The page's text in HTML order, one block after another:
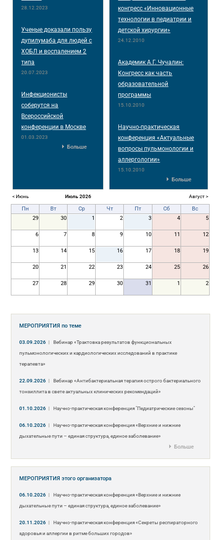
28.12.2023
Ученые доказали пользу
дупилумаба для людей с
ХОБЛ и воспалением 2
типа
20.07.2023
Инфекционисты
соберутся на
Всероссийской
конференции в Москве
01.03.2023
Больше
конгресс «Инновационные
технологии в педиатрии и
детской хирургии»
24.12.2010
Академик А.Г. Чучалин:
Конгресс как часть
образовательной
программы
15.10.2010
Научно-практическая
конференция «Актуальные
вопросы пульмонологии и
аллергологии»
15.10.2010
Больше
< Июнь Июль 2026 Август >
Пн Вт Ср Чт Пт Сб
Вс
29
30 1 2 3 4 5
6 7 8 9 10 11 12
13 14 15 16 17 18 19
20 21 22 23 24 25 26
27 28 29 30 31 1 2
МЕРОПРИЯТИЯпо теме
03.09.2026 |
Вебинар «Трактовка результатов функциональных
пульмонологических и кардиологических исследований в практике
терапевта»
22.09.2026 |
Вебинар «Антибактериальная терапия острого бактериального
тонзиллита в свете актуальных клинических рекомендаций»
01.10.2026 | Научно-практическая конференция "Педиатрические сезоны"
06.10.2026 |
Научно-практическая конференция «Верхние и нижние
дыхательные пути – единая структура, единое заболевание»
Больше
МЕРОПРИЯТИЯэтого организатора
06.10.2026 |
Научно-практическая конференция «Верхние и нижние
дыхательные пути – единая структура, единое заболевание»
20.11.2026 |
Научно-практическая конференция «Секреты респираторного
здоровья и аллергии в ритме больших городов»